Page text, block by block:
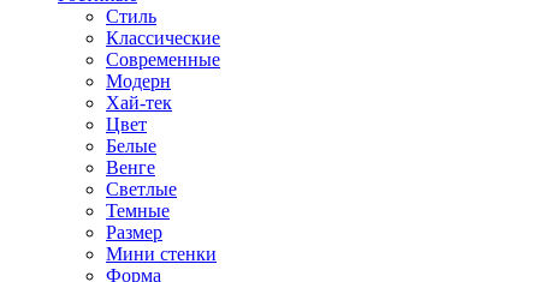
Стиль
Классические
Современные
Модерн
Хай-тек
Цвет
Белые
Венге
Светлые
Темные
Размер
Мини стенки
Форма